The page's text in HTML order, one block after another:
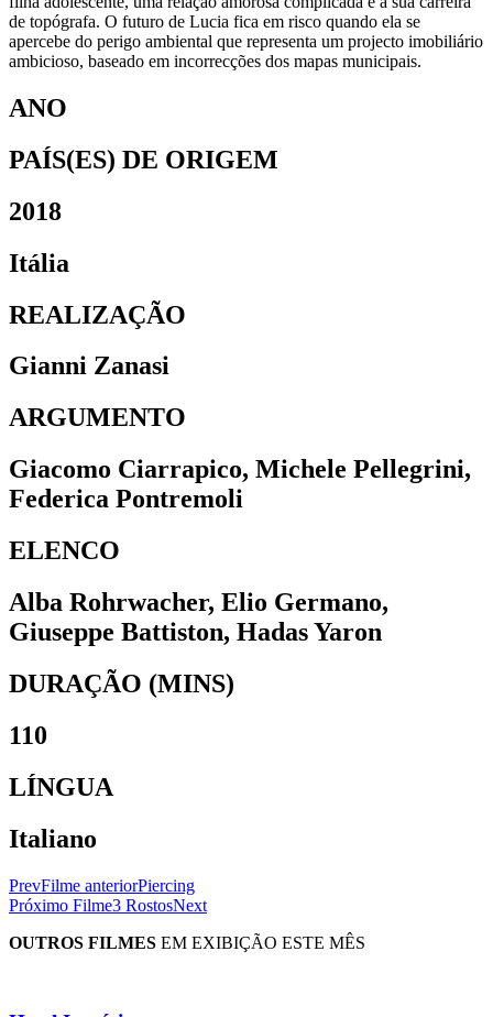
de topógrafa. O futuro de Lucia fica em risco quando ela se
apercebe do perigo ambiental que representa um projecto imobiliário
ambicioso, baseado em incorrecções dos mapas municipais.
ANO
PAÍS(ES) DE ORIGEM
2018
Itália
REALIZAÇÃO
Gianni Zanasi
ARGUMENTO
Giacomo Ciarrapico, Michele Pellegrini,
Federica Pontremoli
ELENCO
Alba Rohrwacher, Elio Germano,
Giuseppe Battiston, Hadas Yaron
DURAÇÃO (MINS)
110
LÍNGUA
Italiano
PrevFilme anteriorPiercing
Próximo Filme3 RostosNext
OUTROS FILMES EM EXIBIÇÃO ESTE MÊS